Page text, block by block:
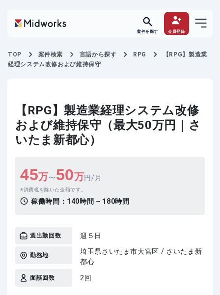
案件を探す 会員登録
TOP 案件検索 言語から探す RPG
【RPG】製造業
経理システム改修および維持保守
【RPG】製造業経理システム改修
および維持保守（最大50万円｜さ
いたま新都心）
45万〜50万円/月
消費税を除いた金額です。
稼働時間： 140時間 ~ 180時間
週出勤回数 週５日
勤務地
埼玉県さいたま市大宮区 / さいたま新
都心
面談回数 2回